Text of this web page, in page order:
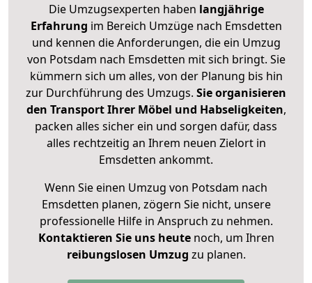
Die Umzugsexperten haben langjährige
Erfahrung im Bereich Umzüge nach Emsdetten
und kennen die Anforderungen, die ein Umzug
von Potsdam nach Emsdetten mit sich bringt. Sie
kümmern sich um alles, von der Planung bis hin
zur Durchführung des Umzugs. Sie organisieren
den Transport Ihrer Möbel und Habseligkeiten,
packen alles sicher ein und sorgen dafür, dass
alles rechtzeitig an Ihrem neuen Zielort in
Emsdetten ankommt.
Wenn Sie einen Umzug von Potsdam nach
Emsdetten planen, zögern Sie nicht, unsere
professionelle Hilfe in Anspruch zu nehmen.
Kontaktieren Sie uns heutenoch, um Ihren
reibungslosen Umzug zu planen.